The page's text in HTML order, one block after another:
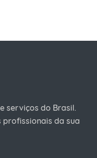
serviços do Brasil.
profissionais da sua